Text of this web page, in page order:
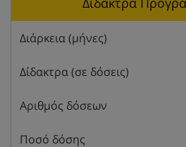
Διάρκεια (μήνες)
Δίδακτρα (σε δόσεις)
Αριθμός δόσεων
Ποσό δόσης